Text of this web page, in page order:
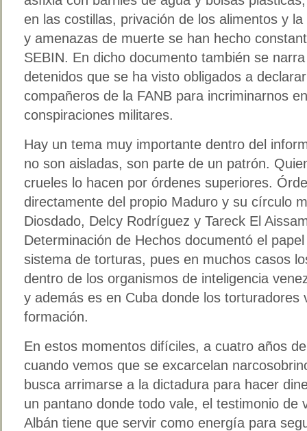
en las costillas, privación de los alimentos y
y amenazas de muerte se han hecho
SEBIN. En dicho documento también se
detenidos que se ha visto obligados a
compañeros de la FANB para incriminarnos
conspiraciones militares.
Hay un tema muy importante dentro del
no son aisladas, son parte de un patrón.
crueles lo hacen por órdenes superiores.
directamente del propio Maduro y su círculo
Diosdado, Delcy Rodríguez y Tareck El
Determinación de Hechos documentó el
sistema de torturas, pues en muchos casos
dentro de los organismos de inteligencia
y además es en Cuba donde los torturadores
formación.
En estos momentos difíciles, a cuatro años
cuando vemos que se excarcelan
busca arrimarse a la dictadura para hacer
un pantano donde todo vale, el testimonio de
Albán tiene que servir como energía para